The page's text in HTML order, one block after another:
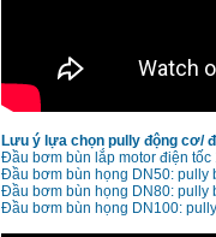
Lưu ý lựa chọn pully động cơ/
Đầu bơm bùn lắp motor điện
Đầu bơm bùn họng DN50: pully
Đầu bơm bùn họng DN80: pully
Đầu bơm bùn họng DN100: